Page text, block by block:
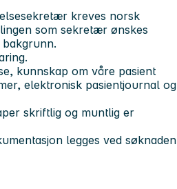
kreves norsk
som sekretær ønskes
kunnskap om våre pasient
elektronisk pasientjournal og
skriftlig og muntlig er
legges ved søknaden